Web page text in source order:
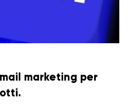
marketing per